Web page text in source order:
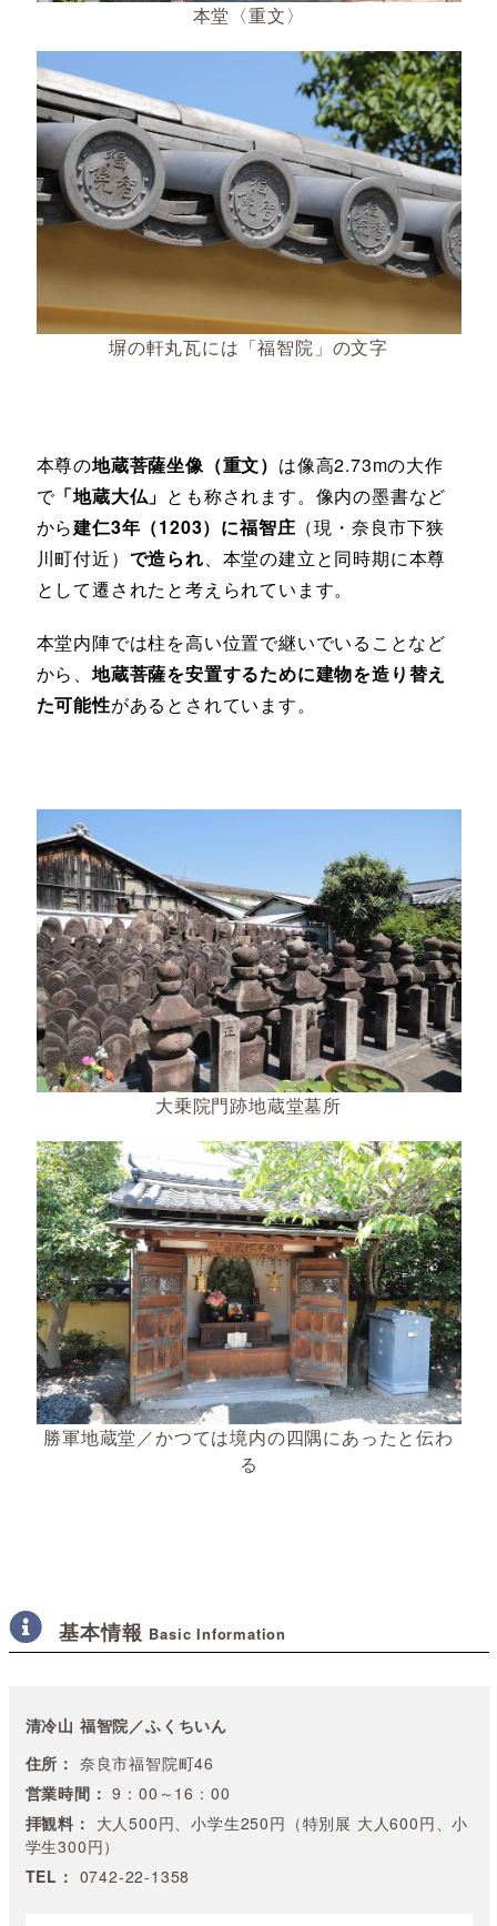
本堂〈重文〉
塀の軒丸瓦には「福智院」の文字
本尊の地蔵菩薩坐像（重文） は像高2.73mの大作
で「地蔵大仏」 とも称されます。像内の墨書など
から建仁3年（1203）に福智庄 （現・奈良市下狭
川町付近） で造られ、本堂の建立と同時期に本尊
として遷されたと考えられています。
本堂内陣では柱を高い位置で継いでいることなど
から、 地蔵菩薩を安置するために建物を造り替え
た可能性があるとされています。
大乗院門跡地蔵堂墓所
勝軍地蔵堂／かつては境内の四隅にあったと伝わ
る
基本情報 Basic Information
清冷山 福智院／ふくちいん
住所： 奈良市福智院町46
営業時間： 9：00～16：00
拝観料： 大人500円、小学生250円（特別展 大人600円、小
学生300円）
TEL： 0742-22-1358